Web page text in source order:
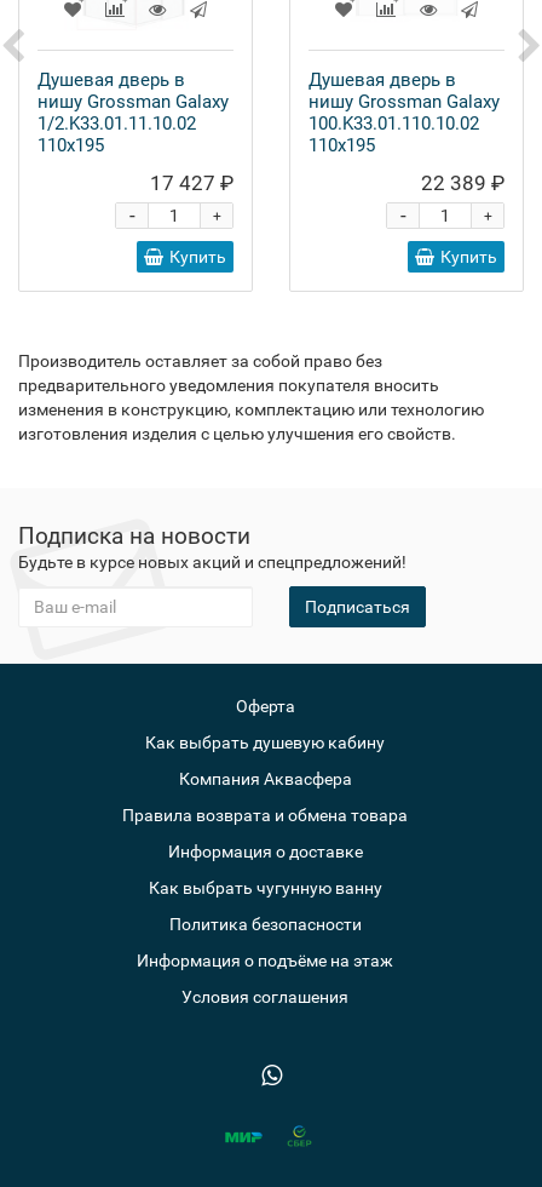
Душевая дверь в
нишу Grossman Galaxy
1/2.K33.01.11.10.02
110x195
17 427 ₽
+
-
Купить
Душевая дверь в
нишу Grossman Galaxy
100.K33.01.110.10.02
110x195
22 389 ₽
+
-
Купить
Производитель оставляет за собой право без
предварительного уведомления покупателя вносить
изменения в конструкцию, комплектацию или технологию
изготовления изделия с целью улучшения его свойств.
Подписка на новости
Будьте в курсе новых акций и спецпредложений!
Подписаться
Оферта
Как выбрать душевую кабину
Компания Аквасфера
Правила возврата и обмена товара
Информация о доставке
Как выбрать чугунную ванну
Политика безопасности
Информация о подъёме на этаж
Условия соглашения